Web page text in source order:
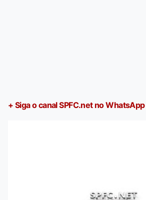
+ Siga o canal SPFC.net no WhatsApp